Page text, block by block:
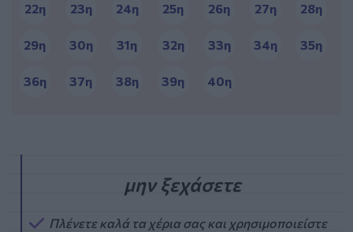
22η 23η 24η 25η 26η 27η 28η
29η 30η 31η 32η 33η 34η 35η
36η 37η 38η 39η 40η
Πλένετε καλά τα χέρια σας και χρησιμοποιείστε